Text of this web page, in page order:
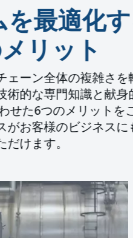
最適化
リット
ーン全体の複雑さ
的な専門知識と献
せた6つのメリットを
お客様のビジネス
だけます。